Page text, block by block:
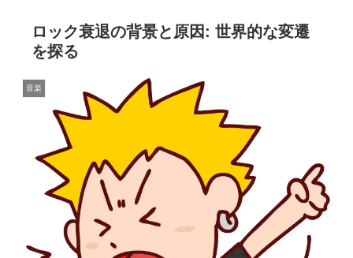
ロック衰退の背景と原因: 世界的な変遷
を探る
音楽